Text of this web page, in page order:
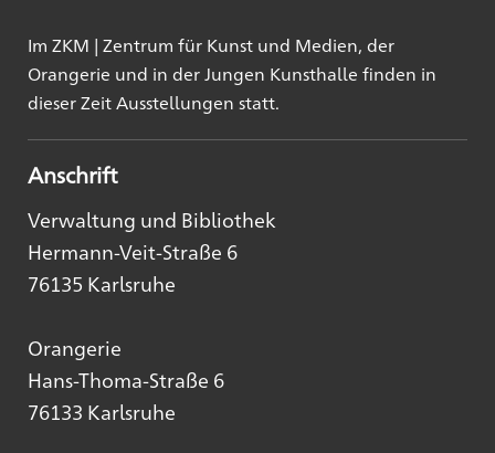
Im ZKM | Zentrum für Kunst und Medien, der
Orangerie und in der Jungen Kunsthalle finden in
dieser Zeit Ausstellungen statt.
Anschrift
Verwaltung und Bibliothek
Hermann-Veit-Straße 6
76135 Karlsruhe
Orangerie
Hans-Thoma-Straße 6
76133 Karlsruhe